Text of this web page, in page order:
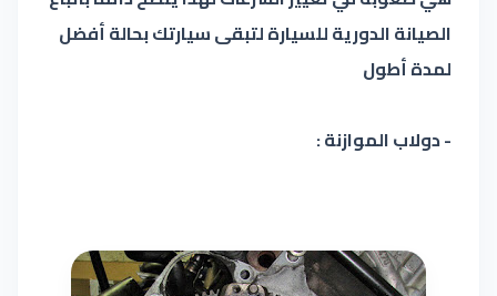
الصيانة الدورية للسيارة لتبقى سيارتك بحالة أفضل
لمدة أطول
- دولاب الموازنة :